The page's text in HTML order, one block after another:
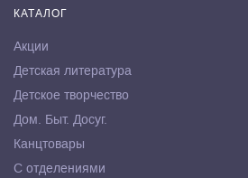
КАТАЛОГ
Акции
Детская литература
Детское творчество
Дом. Быт. Досуг.
Канцтовары
С отделениями